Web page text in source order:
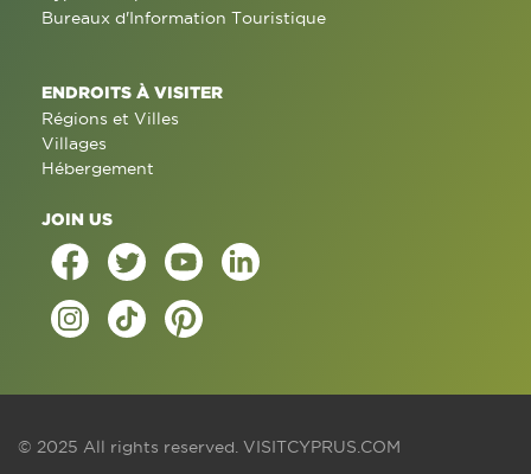
Bureaux d'Information Touristique
ENDROITS À VISITER
Régions et Villes
Villages
Hébergement
JOIN US
© 2025 All rights reserved. VISITCYPRUS.COM